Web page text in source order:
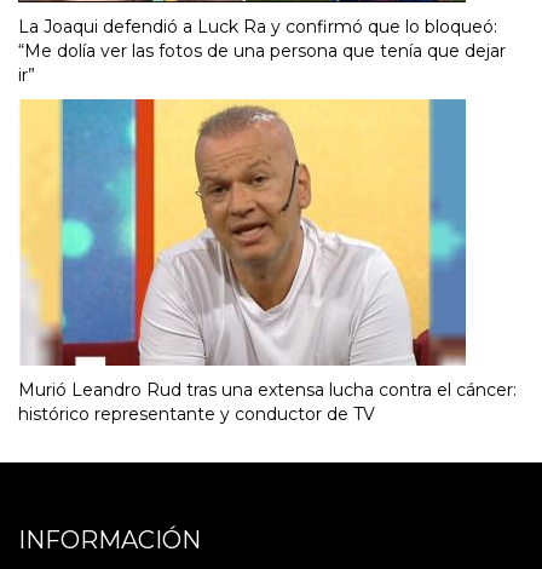
La Joaqui defendió a Luck Ra y confirmó que lo bloqueó:
“Me dolía ver las fotos de una persona que tenía que dejar
ir”
Murió Leandro Rud tras una extensa lucha contra el cáncer:
histórico representante y conductor de TV
INFORMACIÓN